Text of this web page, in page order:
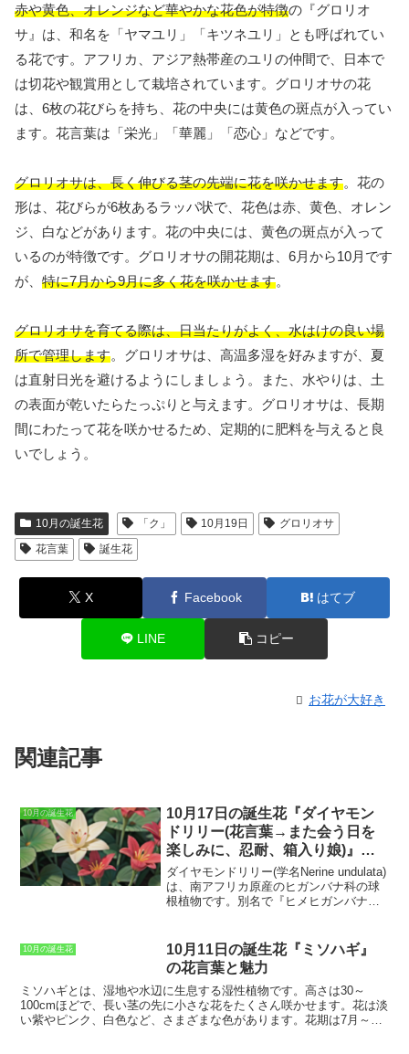
赤や黄色、オレンジなど華やかな花色が特徴の『グロリオ
サ』は、和名を「ヤマユリ」「キツネユリ」とも呼ばれてい
る花です。アフリカ、アジア熱帯産のユリの仲間で、日本で
は切花や観賞用として栽培されています。グロリオサの花
は、6枚の花びらを持ち、花の中央には黄色の斑点が入ってい
ます。花言葉は「栄光」「華麗」「恋心」などです。
グロリオサは、長く伸びる茎の先端に花を咲かせます。花の
形は、花びらが6枚あるラッパ状で、花色は赤、黄色、オレン
ジ、白などがあります。花の中央には、黄色の斑点が入って
いるのが特徴です。グロリオサの開花期は、6月から10月です
が、 特に7月から9月に多く花を咲かせます。
グロリオサを育てる際は、日当たりがよく、水はけの良い場
所で管理します。グロリオサは、高温多湿を好みますが、夏
は直射日光を避けるようにしましょう。また、水やりは、土
の表面が乾いたらたっぷりと与えます。グロリオサは、長期
間にわたって花を咲かせるため、定期的に肥料を与えると良
いでしょう。
10月の誕生花 「ク」 10月19日
グロリオサ
花言葉
誕生花
X Facebook はてブ
LINE コピー
お花が大好き
関連記事
10月の誕生花
10月17日の誕生花『ダイヤモン
ドリリー(花言葉→また会う日を
楽しみに、忍耐、箱入り娘)』に
ついて
ダイヤモンドリリー(学名Nerine undulata)
は、南アフリカ原産のヒガンバナ科の球
根植物です。別名で『ヒメヒガンバナ』
徴です。ダイヤモンドリリーは、秋に開
花する多年草で、高さは30～60cmほどに
なります。葉は細長く、花茎の先端に紅
色の花を咲かせます。花弁は6枚で、波打
つような形をしています。ダイヤモンド
リリーの名前の由来は、その花弁がダイ
10月の誕生花
10月11日の誕生花『ミソハギ』
の花言葉と魅力
ミソハギとは、湿地や水辺に生息する湿性植物です。高さは30～
100cmほどで、長い茎の先に小さな花をたくさん咲かせます。花は淡
い紫やピンク、白色など、さまざまな色があります。花期は7月～10